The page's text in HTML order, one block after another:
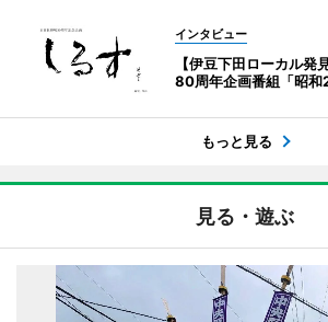
インタビュー
【伊豆下田ローカル発
80周年企画番組「昭和
もっと見る
見る・遊ぶ